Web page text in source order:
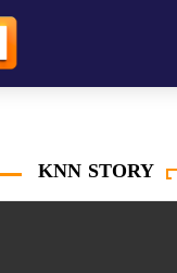
KNN STORY